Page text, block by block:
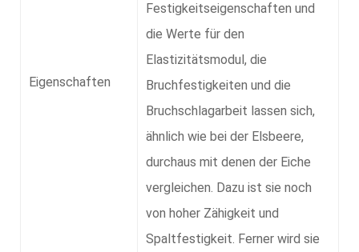
Eigenschaften
Festigkeitseigenschaften und
die Werte für den
Elastizitätsmodul, die
Bruchfestigkeiten und die
Bruchschlagarbeit lassen sich,
ähnlich wie bei der Elsbeere,
durchaus mit denen der Eiche
vergleichen. Dazu ist sie noch
von hoher Zähigkeit und
Spaltfestigkeit. Ferner wird sie